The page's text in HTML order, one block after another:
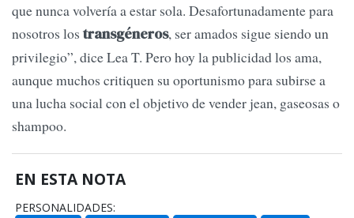
que nunca volvería a estar sola. Desafortunadamente para
nosotros los transgéneros, ser amados sigue siendo un
privilegio”, dice Lea T. Pero hoy la publicidad los ama,
aunque muchos critiquen su oportunismo para subirse a
una lucha social con el objetivo de vender jean, gaseosas o
shampoo.
EN ESTA NOTA
PERSONALIDADES: